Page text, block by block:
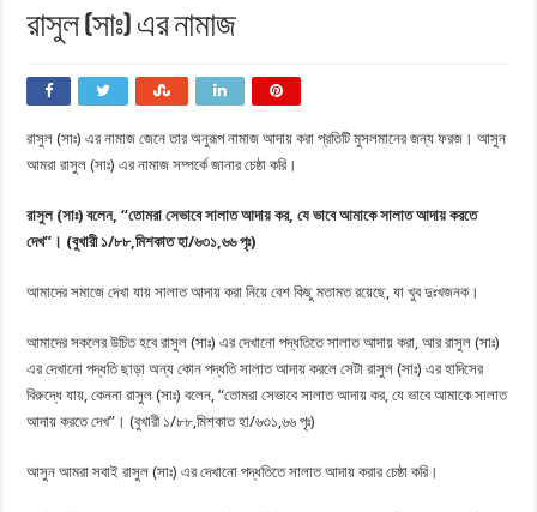
রাসুল (সাঃ) এর নামাজ
রাসুল (সাঃ) এর নামাজ জেনে তার অনুরূপ নামাজ আদায় করা প্রতিটি মুসলমানের জন্য ফরজ। আসুন
আমরা রাসুল (সাঃ) এর নামাজ সম্পর্কে জানার চেষ্ঠা করি।
রাসুল (সাঃ) বলেন,“তোমরা সেভাবে সালাত আদায় কর, যে ভাবে আমাকে সালাত আদায় করতে
দেখ”। (বুখারী ১/৮৮,মিশকাত হা/৬৩১,৬৬ পৃঃ)
আমাদের সমাজে দেখা যায় সালাত আদায় করা নিয়ে বেশ কিছু মতামত রয়েছে, যা খুব দুঃখজনক।
আমাদের সকলের উচিত হবে রাসুল (সাঃ) এর দেখানো পদ্ধতিতে সালাত আদায় করা, আর রাসুল (সাঃ)
এর দেখানো পদ্ধতি ছাড়া অন্য কোন পদ্ধতি সালাত আদায় করলে সেটা রাসুল (সাঃ) এর হাদিসের
বিরুদ্ধে যায়, কেননা রাসুল (সাঃ) বলেন, “তোমরা সেভাবে সালাত আদায় কর, যে ভাবে আমাকে সালাত
আদায় করতে দেখ”। (বুখারী ১/৮৮,মিশকাত হা/৬৩১,৬৬ পৃঃ)
আসুন আমরা সবাই রাসুল (সাঃ) এর দেখানো পদ্ধতিতে সালাত আদায় করার চেষ্ঠা করি।